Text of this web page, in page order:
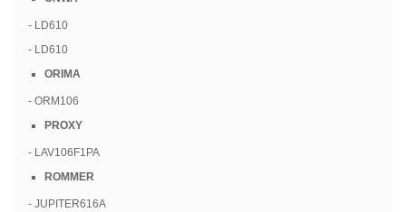
- LD610
- LD610
ORIMA
- ORM106
PROXY
- LAV106F1PA
ROMMER
- JUPITER616A